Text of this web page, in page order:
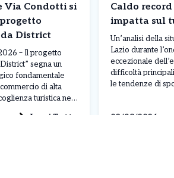
Via Condotti si
District
– Il progetto
segna un
fondamentale
di alta
turistica nel
Leggi Tutto
Caldo record
impatta sul
Un’analisi della
Lazio durante
eccezionale
difficoltà principali
le tendenze di
percepite
03/08/2026